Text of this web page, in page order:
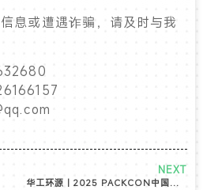
息或遭遇诈骗，请及时与我
NEXT
华工环源 | 2025 PACKCON中国包装容器展